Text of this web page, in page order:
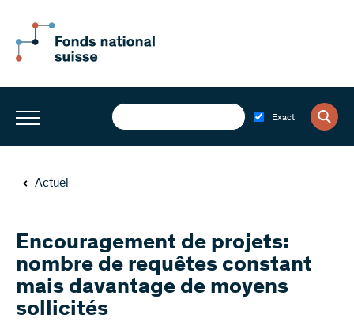
Exact
Actuel
Encouragement de projets:
nombre de requêtes constant
mais davantage de moyens
sollicités